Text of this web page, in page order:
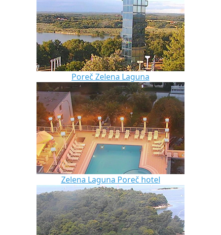
Poreč Zelena Laguna
Zelena Laguna Poreč hotel